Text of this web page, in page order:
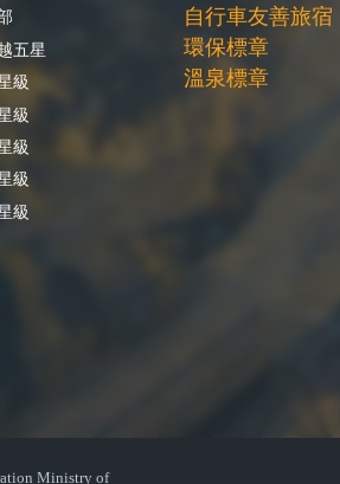
五星
級
級
級
級
級
自行車友善旅宿
環保標章
溫泉標章
Ministry of